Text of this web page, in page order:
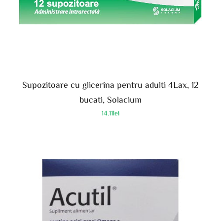
Supozitoare cu glicerina pentru adulti 4Lax, 12
bucati, Solacium
14.11lei